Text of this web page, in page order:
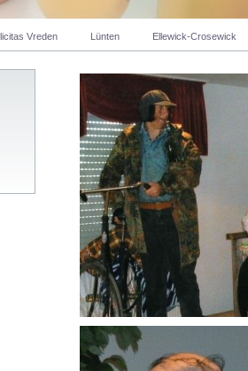
Vreden Lünten Ellewick-Crosewick